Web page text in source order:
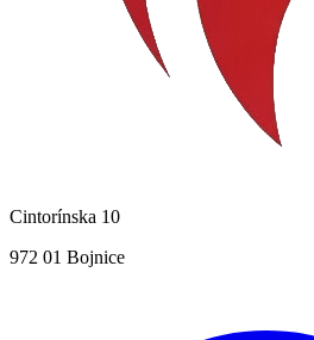
Cintorínska 10
972 01 Bojnice